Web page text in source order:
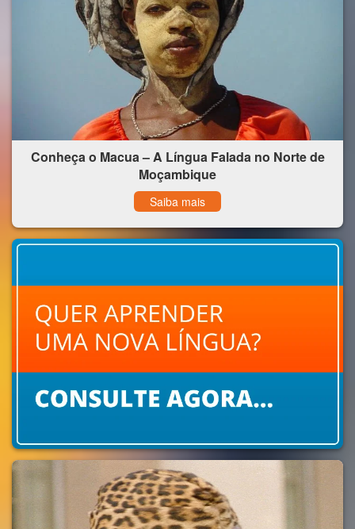
Conheça o Macua – A Língua Falada no Norte de
Moçambique
Saiba mais